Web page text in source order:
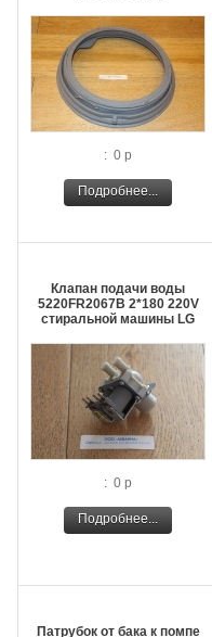
: 0 р
Подробнее...
Клапан подачи воды
5220FR2067В 2*180 220V
стиральной машины LG
: 0 р
Подробнее...
Патрубок от бака к помпе